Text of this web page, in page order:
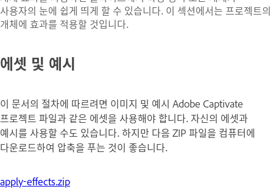
사용자의 눈에 쉽게 띄게 할 수 있습니다. 이 섹션에서는 프로젝트의
개체에 효과를 적용할 것입니다.
에셋 및 예시
이 문서의 절차에 따르려면 이미지 및 예시 Adobe Captivate
프로젝트 파일과 같은 에셋을 사용해야 합니다. 자신의 에셋과
예시를 사용할 수도 있습니다. 하지만 다음 ZIP 파일을 컴퓨터에
다운로드하여 압축을 푸는 것이 좋습니다.
apply-effects.zip